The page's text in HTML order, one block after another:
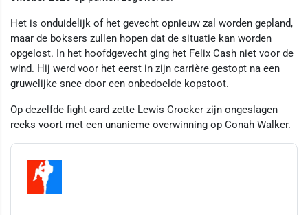
Het is onduidelijk of het gevecht opnieuw zal worden gepland,
maar de boksers zullen hopen dat de situatie kan worden
opgelost. In het hoofdgevecht ging het Felix Cash niet voor de
wind. Hij werd voor het eerst in zijn carrière gestopt na een
gruwelijke snee door een onbedoelde kopstoot.
Op dezelfde fight card zette Lewis Crocker zijn ongeslagen
reeks voort met een unanieme overwinning op Conah Walker.